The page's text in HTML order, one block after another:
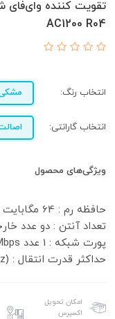
AC1200 R04
انتخاب رنگ:
انتخاب گارانتی:
ویژگی‌های محصول
حداکثر قدرت انتقال : 23dBm (5GHz)
امکان تحویل
اکسپرس